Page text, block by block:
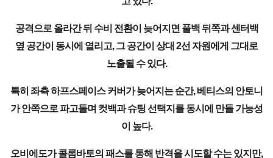
공격으로 올라간 뒤 수비 전환이 늦어지면 풀백 뒤쪽과 센터백
옆 공간이 동시에 열리고, 그 공간이 상대 2선 자원에게 그대로
노출될 수 있다.
특히 좌측 하프스페이스 커버가 늦어지는 순간, 베티스의 안토니
가 안쪽으로 파고들며 컷백과 슈팅 선택지를 동시에 만들 가능성
이 높다.
오비에도가 콜롬바토의 패스를 통해 반격을 시도할 수는 있지만,